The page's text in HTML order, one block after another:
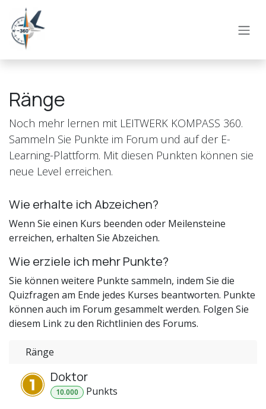
Zum Inhalt springen
Ränge
Noch mehr lernen mit LEITWERK KOMPASS 360.
Sammeln Sie Punkte im Forum und auf der E-
Learning-Plattform. Mit diesen Punkten können sie
neue Level erreichen.
Wie erhalte ich Abzeichen?
Wenn Sie einen Kurs beenden oder Meilensteine
erreichen, erhalten Sie Abzeichen.
Wie erziele ich mehr Punkte?
Sie können weitere Punkte sammeln, indem Sie die
Quizfragen am Ende jedes Kurses beantworten. Punkte
können auch im Forum gesammelt werden. Folgen Sie
diesem Link zu den Richtlinien des Forums.
Ränge
Doktor
10.000 Punkts